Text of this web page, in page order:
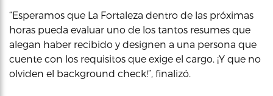
“Esperamos que La Fortaleza dentro de las próximas
horas pueda evaluar uno de los tantos resumes que
alegan haber recibido y designen a una persona que
cuente con los requisitos que exige el cargo. ¡Y que no
olviden el background check!”, finalizó.